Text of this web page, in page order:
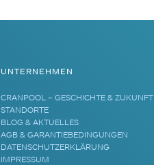
UNTERNEHMEN
CRANPOOL – GESCHICHTE & ZUKUNFT
STANDORTE
BLOG & AKTUELLES
AGB & GARANTIEBEDINGUNGEN
DATENSCHUTZERKLÄRUNG
IMPRESSUM